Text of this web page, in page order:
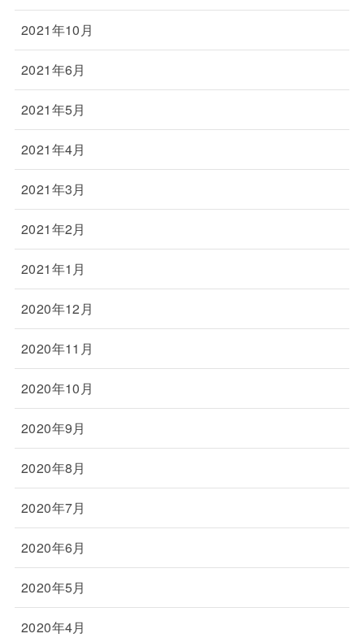
2021年10月
2021年6月
2021年5月
2021年4月
2021年3月
2021年2月
2021年1月
2020年12月
2020年11月
2020年10月
2020年9月
2020年8月
2020年7月
2020年6月
2020年5月
2020年4月